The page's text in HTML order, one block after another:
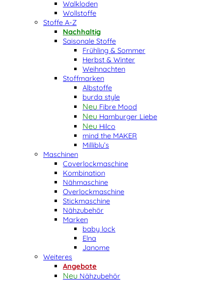
Walkloden
Wollstoffe
Stoffe A-Z
Nachhaltig
Saisonale Stoffe
Frühling & Sommer
Herbst & Winter
Weihnachten
Stoffmarken
Albstoffe
burda style
Fibre Mood
Hamburger Liebe
Hilco
mind the MAKER
Milliblu’s
Maschinen
Coverlockmaschine
Kombination
Nähmaschine
Overlockmaschine
Stickmaschine
Nähzubehör
Marken
baby lock
Elna
Janome
Weiteres
Angebote
Nähzubehör